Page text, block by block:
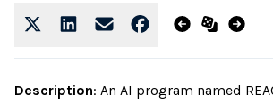
Description: An AI program named